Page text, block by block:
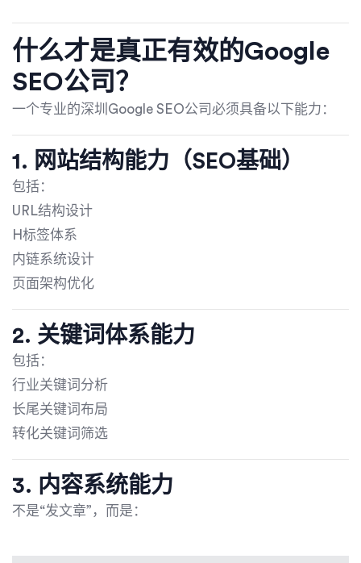
什么才是真正有效的Google
SEO公司？
一个专业的深圳Google SEO公司必须具备以下能力：
1. 网站结构能力（SEO基础）
包括：
URL结构设计
H标签体系
内链系统设计
页面架构优化
2. 关键词体系能力
包括：
行业关键词分析
长尾关键词布局
转化关键词筛选
3. 内容系统能力
不是“发文章”，而是：